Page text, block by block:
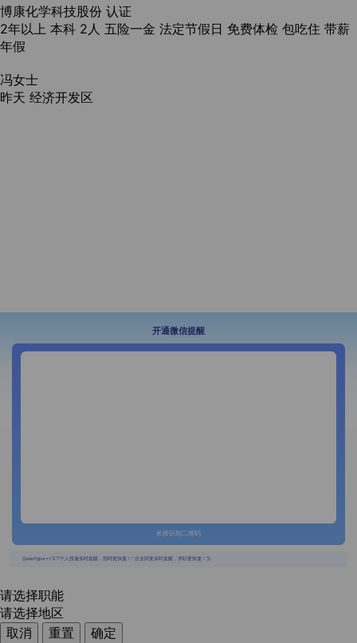
博康化学科技股份 认证
2年以上 本科 2人 五险一金 法定节假日 免费体检 包吃住 带薪
年假
冯女士
昨天 经济开发区
开通微信提醒
长按识别二维码
{{usertype=='2'?'个人投递实时提醒，招聘更快捷！':'企业回复实时提醒，求职更快捷！'}}
请选择职能
请选择地区
取消
重置
确定